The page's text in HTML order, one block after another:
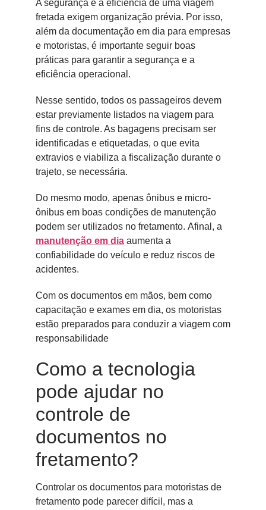
A segurança e a eficiência de uma viagem
fretada exigem organização prévia. Por isso,
além da documentação em dia para empresas
e motoristas, é importante seguir boas
práticas para garantir a segurança e a
eficiência operacional.
Nesse sentido, todos os passageiros devem
estar previamente listados na viagem para
fins de controle. As bagagens precisam ser
identificadas e etiquetadas, o que evita
extravios e viabiliza a fiscalização durante o
trajeto, se necessária.
Do mesmo modo, apenas ônibus e micro-
ônibus em boas condições de manutenção
podem ser utilizados no fretamento. Afinal, a
manutenção em dia aumenta a
confiabilidade do veículo e reduz riscos de
acidentes.
Com os documentos em mãos, bem como
capacitação e exames em dia, os motoristas
estão preparados para conduzir a viagem com
responsabilidade
Como a tecnologia
pode ajudar no
controle de
documentos no
fretamento?
Controlar os documentos para motoristas de
fretamento pode parecer difícil, mas a